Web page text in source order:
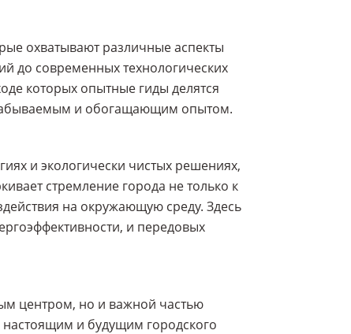
охватывают различные аспекты
до современных технологических
которых опытные гиды делятся
и обогащающим опытом.
и экологически чистых решениях,
стремление города не только к
на окружающую среду. Здесь
и передовых
центром, но и важной частью
и будущим городского